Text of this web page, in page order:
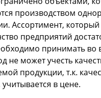
производством
Ассортимент,
предприятий
принимать во
не может учесть
продукции, т.к.
в цене.